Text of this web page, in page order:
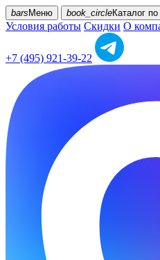
bars Меню book_circleКаталог по
Условия работы Скидки О
+7 (495) 921-39-22